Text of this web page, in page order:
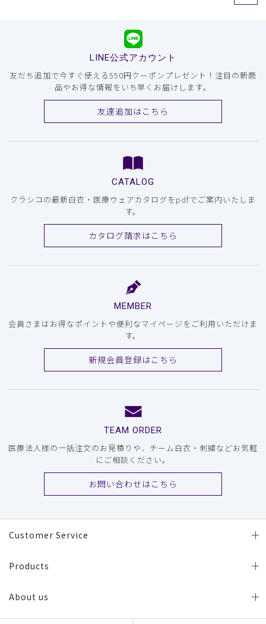
LINE公式アカウント
友だち追加で今すぐ使える550円クーポンプレゼント！注目の新商
品やお得な情報をいち早くお届けします。
友達追加はこちら
CATALOG
クラシコの最新白衣・医療ウェアカタログをpdfでご案内いたしま
す。
カタログ請求はこちら
MEMBER
会員さまはお得なポイントや便利なマイページをご利用いただけま
す。
新規会員登録はこちら
TEAM ORDER
医療法人様の一括注文のお見積りや、チーム白衣・刺繍などお気軽
にご相談ください。
お問い合わせはこちら
Customer Service
Products
About us